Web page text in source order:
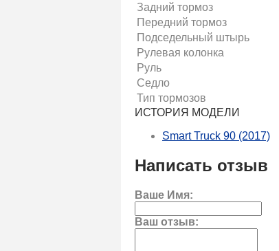
Задний тормоз
Передний тормоз
Подседельный штырь
Рулевая колонка
Руль
Седло
Тип тормозов
ИСТОРИЯ МОДЕЛИ
Smart Truck 90 (2017)
Написать отзыв
Ваше Имя:
Ваш отзыв: